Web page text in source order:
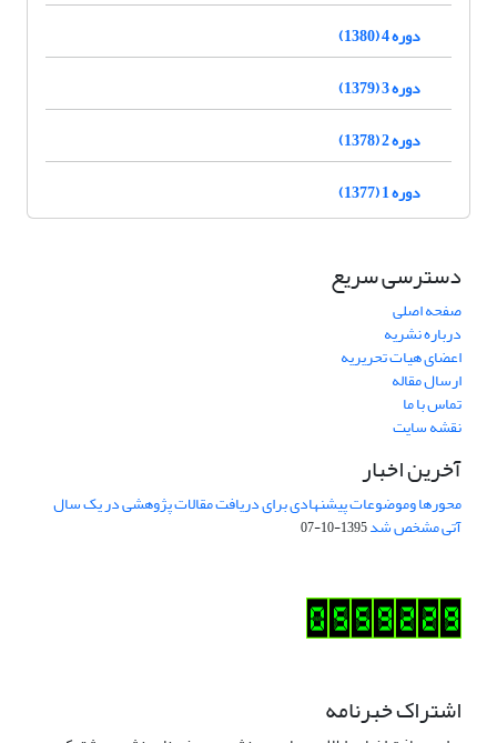
دوره 4 (1380)
دوره 3 (1379)
دوره 2 (1378)
دوره 1 (1377)
دسترسی سریع
صفحه اصلی
درباره نشریه
اعضای هیات تحریریه
ارسال مقاله
تماس با ما
نقشه سایت
آخرین اخبار
محورها وموضوعات پیشنهادی برای دریافت مقالات پژوهشی در یک سال
آتی مشخص شد1395-10-07
اشتراک خبرنامه